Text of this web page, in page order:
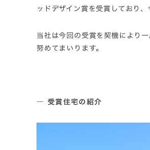
ッドデザイン賞を受賞しており
当社は今回の受賞を契機により
努めてまいります。
― 受賞住宅の紹介